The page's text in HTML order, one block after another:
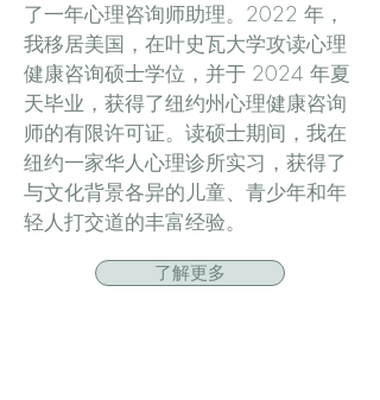
了一年心理咨询师助理。2022 年，
我移居美国，在叶史瓦大学攻读心理
健康咨询硕士学位，并于 2024 年夏
天毕业，获得了纽约州心理健康咨询
师的有限许可证。读硕士期间，我在
纽约一家华人心理诊所实习，获得了
与文化背景各异的儿童、青少年和年
轻人打交道的丰富经验。
了解更多